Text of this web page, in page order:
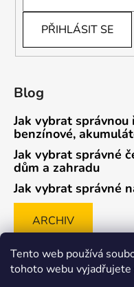
Tento web používá
tohoto webu vyjadřujete
PŘIHLÁSIT SE
Blog
Jak vybrat
benzínové,
Jak vybrat správné
dům a zahradu
Jak vybrat správné
ARCHIV